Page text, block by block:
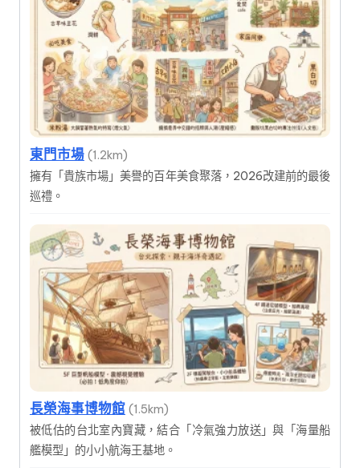
東門市場 (1.2km)
擁有「貴族市場」美譽的百年美食聚落，2026改建前的最後
巡禮。
長榮海事博物館 (1.5km)
被低估的台北室內寶藏，結合「冷氣強力放送」與「海量船
艦模型」的小小航海王基地。